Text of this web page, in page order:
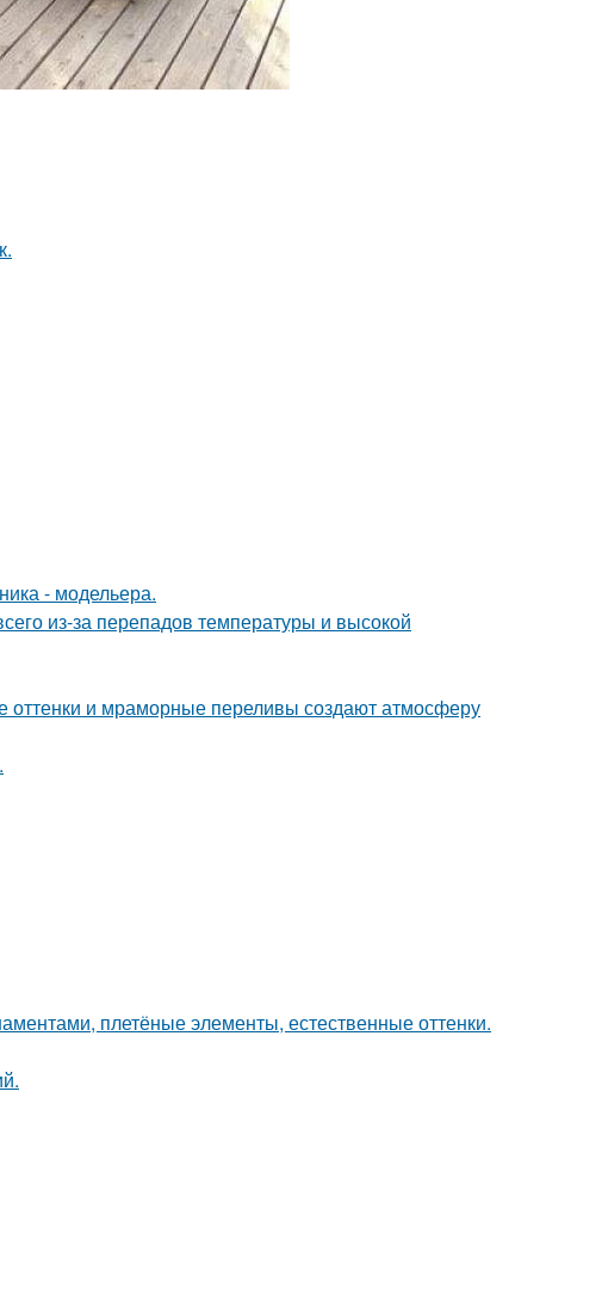
- модельера.
из-за перепадов температуры и высокой
оттенки и мраморные переливы создают атмосферу
плетёные элементы, естественные оттенки.